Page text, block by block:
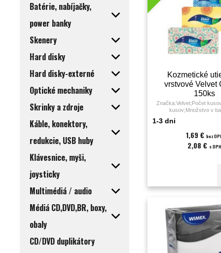
Batérie, nabíjačky,
power banky
Skenery
Hard disky
Hard disky-externé
Optické mechaniky
Skrinky a zdroje
Káble, konektory,
redukcie, USB huby
Klávesnice, myši,
joysticky
Multimédiá / audio
Médiá CD,DVD,BR, boxy,
obaly
CD/DVD duplikátory
Kozmetické
vrstvové Velvet
150ks
Značka:Velvet;Počet
kusov;Množstvo v
metra;Počet
1-3 dni
1,69 €bez
2,08 € s DPH